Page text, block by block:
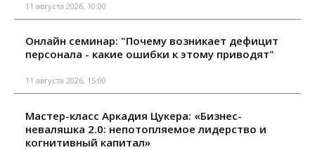
11 августа 2026, 10:00
Онлайн семинар: "Почему возникает дефицит
персонала - какие ошибки к этому приводят"
11 августа 2026, 15:00
Мастер-класс Аркадия Цукера: «Бизнес-
неваляшка 2.0: непотопляемое лидерство и
когнитивный капитал»